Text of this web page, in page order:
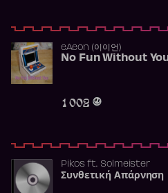
​eAeon (이이언)
No Fun Without You
1 002
Pikosft. Solmeister
Συνθετική Απάρνηση